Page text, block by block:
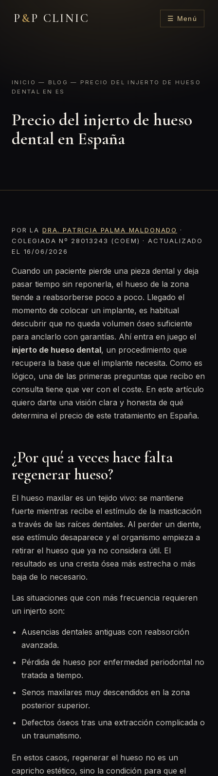
P &P CLINIC ☰ Menú
INICIO — BLOG — PRECIO DEL INJERTO DE HUESO
DENTAL EN ES
Precio del injerto de hueso
dental en España
POR LA DRA. PATRICIA PALMA MALDONADO
·
COLEGIADA Nº 28013243 (COEM) · ACTUALIZADO
EL 16/06/2026
Cuando un paciente pierde una pieza dental y deja
pasar tiempo sin reponerla, el hueso de la zona
tiende a reabsorberse poco a poco. Llegado el
momento de colocar un implante, es habitual
descubrir que no queda volumen óseo suficiente
para anclarlo con garantías. Ahí entra en juego el
injerto de hueso dental, un procedimiento que
recupera la base que el implante necesita. Como es
lógico, una de las primeras preguntas que recibo en
consulta tiene que ver con el coste. En este artículo
quiero darte una visión clara y honesta de qué
determina el precio de este tratamiento en España.
¿Por qué a veces hace falta
regenerar hueso?
El hueso maxilar es un tejido vivo: se mantiene
fuerte mientras recibe el estímulo de la masticación
a través de las raíces dentales. Al perder un diente,
ese estímulo desaparece y el organismo empieza a
retirar el hueso que ya no considera útil. El
resultado es una cresta ósea más estrecha o más
baja de lo necesario.
Las situaciones que con más frecuencia requieren
un injerto son:
Ausencias dentales antiguas con reabsorción
avanzada.
Pérdida de hueso por enfermedad periodontal no
tratada a tiempo.
Senos maxilares muy descendidos en la zona
posterior superior.
Defectos óseos tras una extracción complicada o
un traumatismo.
En estos casos, regenerar el hueso no es un
capricho estético, sino la condición para que el